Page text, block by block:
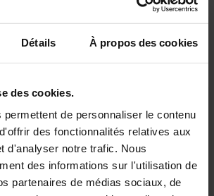
Détails À propos des cookies
des cookies.
permettent de personnaliser le contenu
des fonctionnalités relatives aux
d'analyser notre trafic. Nous
des informations sur l'utilisation de
partenaires de médias sociaux, de
ses graines
et piments ?